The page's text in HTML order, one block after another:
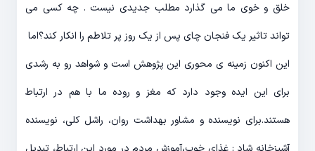
خلق و خوی ما می گذارد مطلب جدیدی نیست . چه کسی می
تواند تاثیر یک فنجان چای پس از یک روز پر تلاطم را انکار کند؟اما
این اکنون زمینه ی محوری این پژوهش است و شواهد رو به رشدی
برای این ایده وجود دارد که مغز و روده ما با هم در ارتباط
هستند.برای نویسنده و مشاور بهداشت روان، راشل کلی، نویسنده